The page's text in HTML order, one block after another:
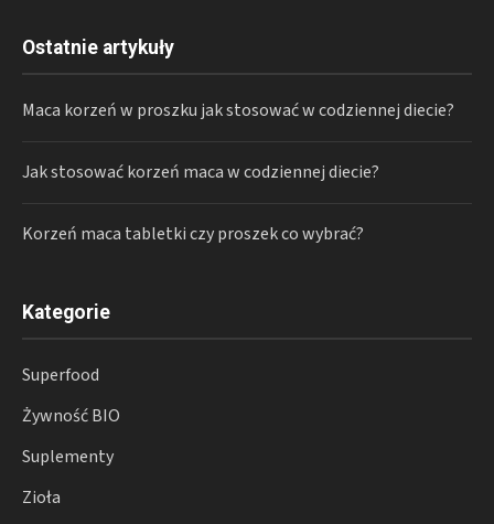
Ostatnie artykuły
Maca korzeń w proszku jak stosować w codziennej diecie?
Jak stosować korzeń maca w codziennej diecie?
Korzeń maca tabletki czy proszek co wybrać?
Kategorie
Superfood
Żywność BIO
Suplementy
Zioła